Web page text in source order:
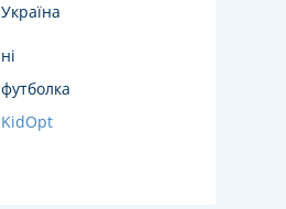
Україна
ні
футболка
KidOpt